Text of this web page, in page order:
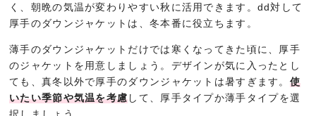
く、朝晩の気温が変わりやすい秋に活用できます。dd対して
厚手のダウンジャケットは、冬本番に役立ちます。
薄手のダウンジャケットだけでは寒くなってきた頃に、厚手
のジャケットを用意しましょう。デザインが気に入ったとし
ても、真冬以外で厚手のダウンジャケットは暑すぎます。 使
いたい季節や気温を考慮して、厚手タイプか薄手タイプを選
択しましょう。